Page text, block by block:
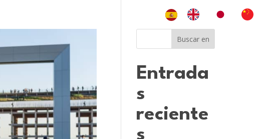
Buscar en
Entrada
s
reciente
s